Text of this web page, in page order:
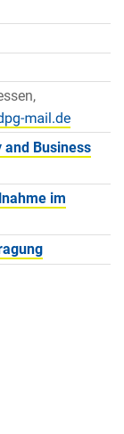
and Business
im